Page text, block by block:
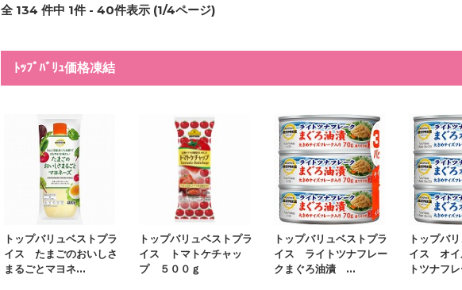
全 134 件中 1件 - 40件表示 (1/4ページ)
ﾄｯﾌﾟﾊﾞﾘｭ価格凍結
トップバリュベストプラ
イス たまごのおいしさ
まるごとマヨネ...
トップバリュベストプラ
イス トマトケチャッ
プ ５００ｇ
トップバリュベストプラ
イス ライトツナフレー
クまぐろ油漬 ...
トップバ
イス オイ
トツナフ